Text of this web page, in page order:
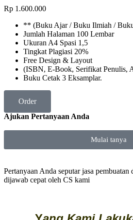
Rp 1.600.000
** (Buku Ajar / Buku Ilmiah /
Jumlah Halaman 100 Lembar
Ukuran A4 Spasi 1,5
Tingkat Plagiasi 20%
Free Design & Layout
(ISBN, E-Book, Serifikat Penulis,
Buku Cetak 3 Eksamplar.
Order
Ajukan Pertanyaan Anda
Mulai tanya
Pertanyaan Anda seputar jasa
dijawab cepat oleh CS kami